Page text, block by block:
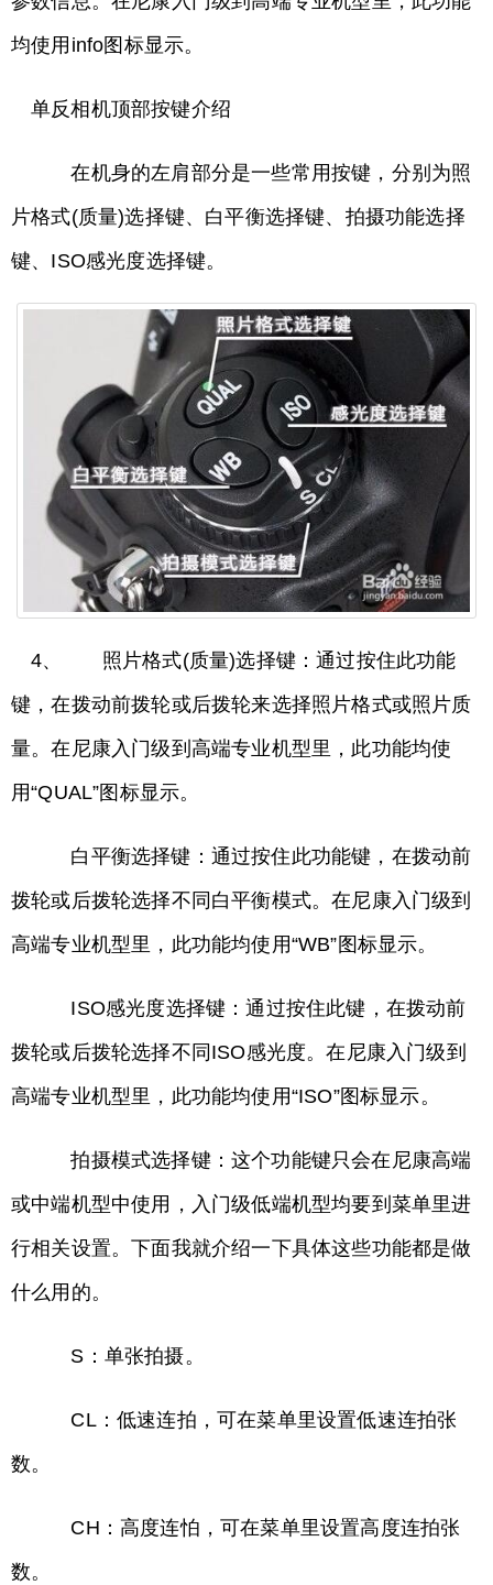
均使用info图标显示。
单反相机顶部按键介绍
在机身的左肩部分是一些常用按键，分别为照
片格式(质量)选择键、白平衡选择键、拍摄功能选择
键、ISO感光度选择键。
4、 照片格式(质量)选择键：通过按住此功能
键，在拨动前拨轮或后拨轮来选择照片格式或照片质
量。在尼康入门级到高端专业机型里，此功能均使
用“QUAL”图标显示。
白平衡选择键：通过按住此功能键，在拨动前
拨轮或后拨轮选择不同白平衡模式。在尼康入门级到
高端专业机型里，此功能均使用“WB”图标显示。
ISO感光度选择键：通过按住此键，在拨动前
拨轮或后拨轮选择不同ISO感光度。在尼康入门级到
高端专业机型里，此功能均使用“ISO”图标显示。
拍摄模式选择键：这个功能键只会在尼康高端
或中端机型中使用，入门级低端机型均要到菜单里进
行相关设置。下面我就介绍一下具体这些功能都是做
什么用的。
S：单张拍摄。
CL：低速连拍，可在菜单里设置低速连拍张
数。
CH：高度连怕，可在菜单里设置高度连拍张
数。